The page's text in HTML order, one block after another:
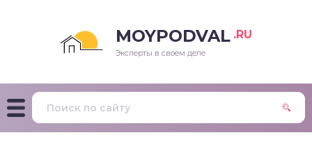
MOYPODVAL .RU
Эксперты в своем деле